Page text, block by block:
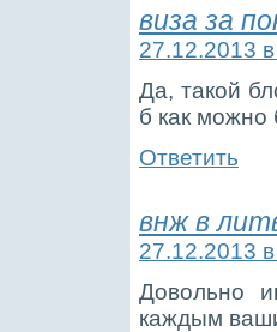
виза за
27.12.2013
Да, такой
б как
Ответить
внж в
27.12.2013
Довольно
каждым